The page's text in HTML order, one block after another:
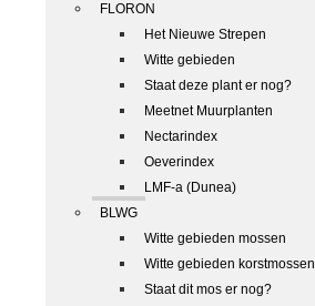
FLORON
Het Nieuwe Strepen
Witte gebieden
Staat deze plant er nog?
Meetnet Muurplanten
Nectarindex
Oeverindex
LMF-a (Dunea)
BLWG
Witte gebieden mossen
Witte gebieden korstmossen
Staat dit mos er nog?